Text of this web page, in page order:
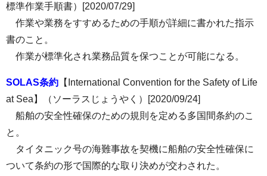
標準作業手順書）[2020/07/29]
作業や業務をすすめるための手順が詳細に書かれた指示
書のこと。
作業が標準化され業務品質を保つことが可能になる。
SOLAS条約 【International Convention for the Safety of Life
at Sea】（ソーラスじょうやく）[2020/09/24]
船舶の安全性確保のための規則を定める多国間条約のこ
と。
タイタニック号の海難事故を契機に船舶の安全性確保に
ついて条約の形で国際的な取り決めが交わされた。